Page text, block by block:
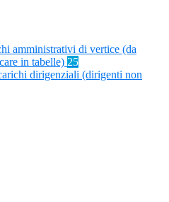
amministrativi di vertice (da
in tabelle) 25
dirigenziali (dirigenti non